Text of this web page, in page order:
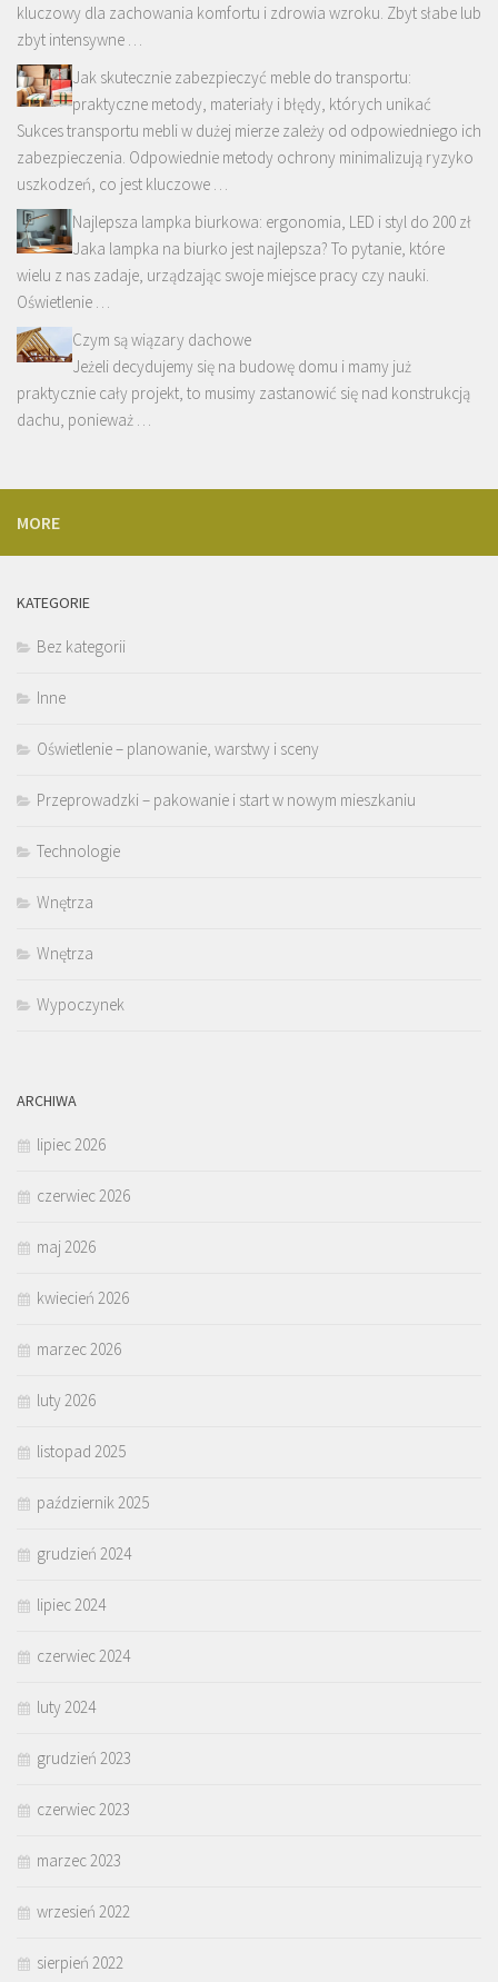
kluczowy dla zachowania komfortu i zdrowia wzroku. Zbyt słabe lub
zbyt intensywne …
Jak skutecznie zabezpieczyć meble do transportu:
praktyczne metody, materiały i błędy, których unikać
Sukces transportu mebli w dużej mierze zależy od odpowiedniego ich
zabezpieczenia. Odpowiednie metody ochrony minimalizują ryzyko
uszkodzeń, co jest kluczowe …
Najlepsza lampka biurkowa: ergonomia, LED i styl do 200 zł
Jaka lampka na biurko jest najlepsza? To pytanie, które
wielu z nas zadaje, urządzając swoje miejsce pracy czy nauki.
Oświetlenie …
Czym są wiązary dachowe
Jeżeli decydujemy się na budowę domu i mamy już
praktycznie cały projekt, to musimy zastanowić się nad konstrukcją
dachu, ponieważ …
MORE
KATEGORIE
Bez kategorii
Inne
Oświetlenie – planowanie, warstwy i sceny
Przeprowadzki – pakowanie i start w nowym mieszkaniu
Technologie
Wnętrza
Wnętrza
Wypoczynek
ARCHIWA
lipiec 2026
czerwiec 2026
maj 2026
kwiecień 2026
marzec 2026
luty 2026
listopad 2025
październik 2025
grudzień 2024
lipiec 2024
czerwiec 2024
luty 2024
grudzień 2023
czerwiec 2023
marzec 2023
wrzesień 2022
sierpień 2022